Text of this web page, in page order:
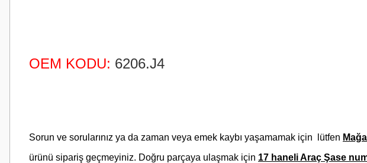
OEM KODU: 6206.J4
Sorun ve sorularınız ya da zaman veya emek kaybı yaşamamak için lütfen
ürünü sipariş geçmeyiniz. Doğru parçaya ulaşmak için 17 haneli Araç Şase